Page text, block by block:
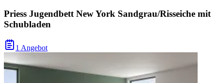
Priess Jugendbett New York Sandgrau/Risseiche mit
Schubladen
1 Angebot